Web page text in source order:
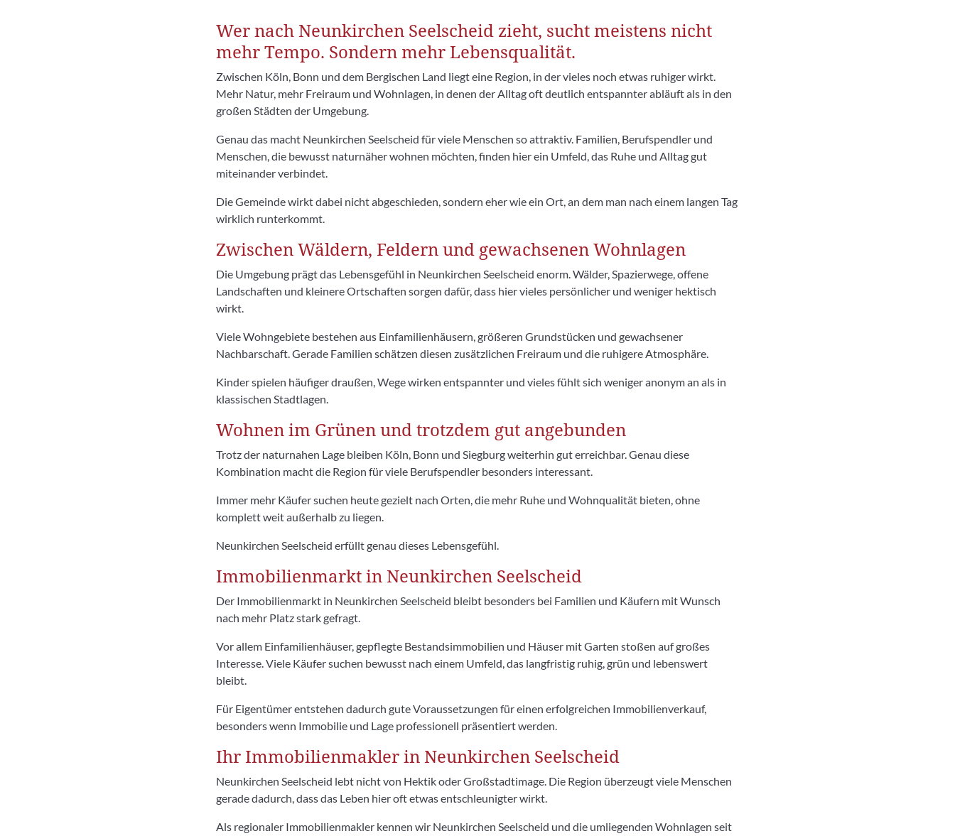
Wer nach Neunkirchen Seelscheid zieht, sucht meistens nicht
mehr Tempo. Sondern mehr Lebensqualität.
Zwischen Köln, Bonn und dem Bergischen Land liegt eine Region, in der vieles noch etwas ruhiger wirkt.
Mehr Natur, mehr Freiraum und Wohnlagen, in denen der Alltag oft deutlich entspannter abläuft als in den
großen Städten der Umgebung.
Genau das macht Neunkirchen Seelscheid für viele Menschen so attraktiv. Familien, Berufspendler und
Menschen, die bewusst naturnäher wohnen möchten, finden hier ein Umfeld, das Ruhe und Alltag gut
miteinander verbindet.
Die Gemeinde wirkt dabei nicht abgeschieden, sondern eher wie ein Ort, an dem man nach einem langen Tag
wirklich runterkommt.
Zwischen Wäldern, Feldern und gewachsenen Wohnlagen
Die Umgebung prägt das Lebensgefühl in Neunkirchen Seelscheid enorm. Wälder, Spazierwege, offene
Landschaften und kleinere Ortschaften sorgen dafür, dass hier vieles persönlicher und weniger hektisch
wirkt.
Viele Wohngebiete bestehen aus Einfamilienhäusern, größeren Grundstücken und gewachsener
Nachbarschaft. Gerade Familien schätzen diesen zusätzlichen Freiraum und die ruhigere Atmosphäre.
Kinder spielen häufiger draußen, Wege wirken entspannter und vieles fühlt sich weniger anonym an als in
klassischen Stadtlagen.
Wohnen im Grünen und trotzdem gut angebunden
Trotz der naturnahen Lage bleiben Köln, Bonn und Siegburg weiterhin gut erreichbar. Genau diese
Kombination macht die Region für viele Berufspendler besonders interessant.
Immer mehr Käufer suchen heute gezielt nach Orten, die mehr Ruhe und Wohnqualität bieten, ohne
komplett weit außerhalb zu liegen.
Neunkirchen Seelscheid erfüllt genau dieses Lebensgefühl.
Immobilienmarkt in Neunkirchen Seelscheid
Der Immobilienmarkt in Neunkirchen Seelscheid bleibt besonders bei Familien und Käufern mit Wunsch
nach mehr Platz stark gefragt.
Vor allem Einfamilienhäuser, gepflegte Bestandsimmobilien und Häuser mit Garten stoßen auf großes
Interesse. Viele Käufer suchen bewusst nach einem Umfeld, das langfristig ruhig, grün und lebenswert
bleibt.
Für Eigentümer entstehen dadurch gute Voraussetzungen für einen erfolgreichen Immobilienverkauf,
besonders wenn Immobilie und Lage professionell präsentiert werden.
Ihr Immobilienmakler in Neunkirchen Seelscheid
Neunkirchen Seelscheid lebt nicht von Hektik oder Großstadtimage. Die Region überzeugt viele Menschen
gerade dadurch, dass das Leben hier oft etwas entschleunigter wirkt.
Als regionaler Immobilienmakler kennen wir Neunkirchen Seelscheid und die umliegenden Wohnlagen seit